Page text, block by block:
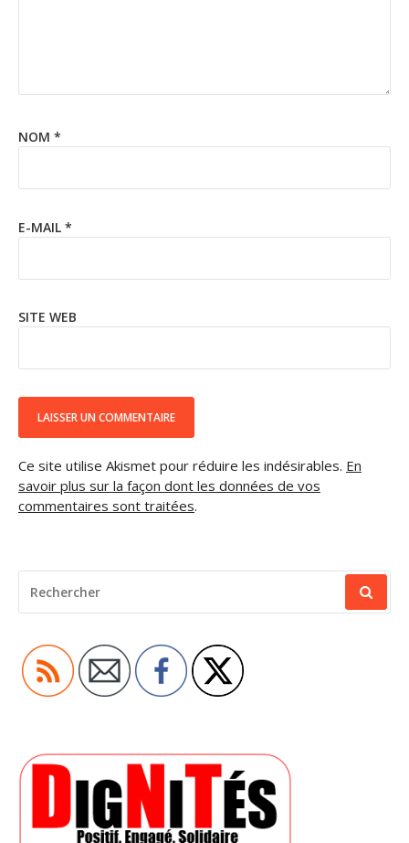
NOM *
E-MAIL *
SITE WEB
Ce site utilise Akismet pour réduire les indésirables. En
savoir plus sur la façon dont les données de vos
commentaires sont traitées.
POUR
: